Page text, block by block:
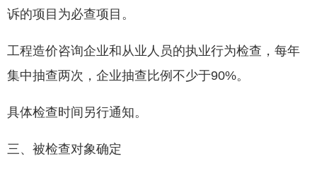
诉的项目为必查项目。
工程造价咨询企业和从业人员的执业行为检查，每年
集中抽查两次，企业抽查比例不少于90%。
具体检查时间另行通知。
三、被检查对象确定